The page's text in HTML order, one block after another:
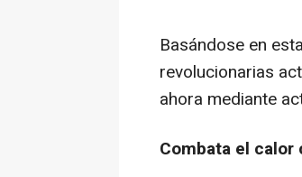
Basándose en
revolucionarias
ahora mediante
Combata el calor